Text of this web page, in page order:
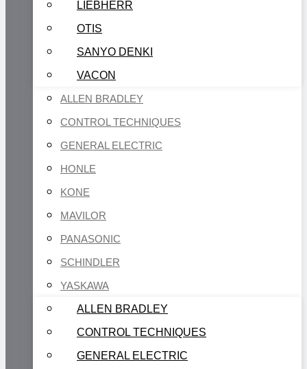
LIEBHERR
OTIS
SANYO DENKI
VACON
ALLEN BRADLEY
CONTROL TECHNIQUES
GENERAL ELECTRIC
HONLE
KONE
MAVILOR
PANASONIC
SCHINDLER
YASKAWA
ALLEN BRADLEY
CONTROL TECHNIQUES
GENERAL ELECTRIC